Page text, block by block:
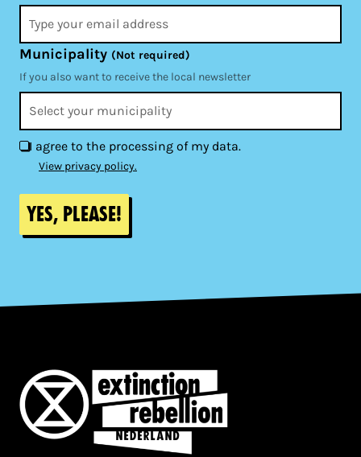
Municipality (Not required)
If you also want to receive the local newsletter
I agree to the processing of my data.
View privacy policy.
Yes, please!